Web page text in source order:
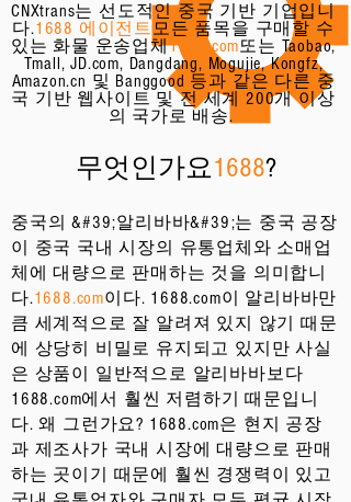
CNXtrans는 선도적인 중국 기반 기업입니
다.1688 에이전트모든 품목을 구매할 수
있는 화물 운송업체1688.com또는 Taobao,
Tmall, JD.com, Dangdang, Mogujie, Kongfz,
Amazon.cn 및 Banggood 등과 같은 다른 중
국 기반 웹사이트 및 전 세계 200개 이상
의 국가로 배송.
무엇인가요1688?
중국의 &#39;알리바바&#39;는 중국 공장
이 중국 국내 시장의 유통업체와 소매업
체에 대량으로 판매하는 것을 의미합니
다.1688.com이다. 1688.com이 알리바바만
큼 세계적으로 잘 알려져 있지 않기 때문
에 상당히 비밀로 유지되고 있지만 사실
은 상품이 일반적으로 알리바바보다
1688.com에서 훨씬 저렴하기 때문입니
다. 왜 그런가요? 1688.com은 현지 공장
과 제조사가 국내 시장에 대량으로 판매
하는 곳이기 때문에 훨씬 경쟁력이 있고